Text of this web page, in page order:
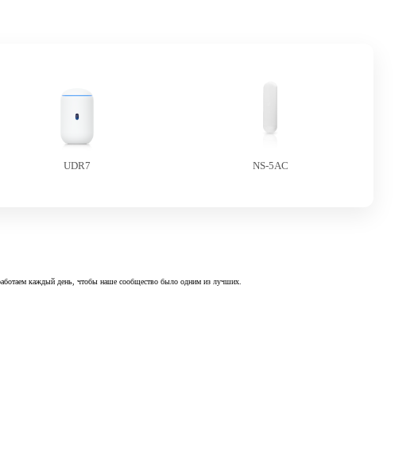
UDR7 NS-5AC
каждый день, чтобы наше сообщество было одним из лучших.